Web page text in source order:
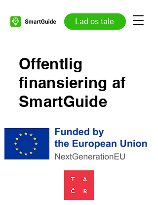
Lad os tale
Offentlig
finansiering af
SmartGuide